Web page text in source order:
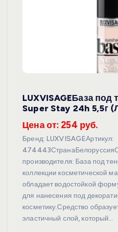
LUXVISAGEБаза под
Super Stay 24h 5,5г
Цена от: 254 руб.
Бренд: LUXVISAGEАртикул:
производителя: База под
коллекции косметической
обладает водостойкой
для нанесения под
косметику.Средство
эластичный слой, который…